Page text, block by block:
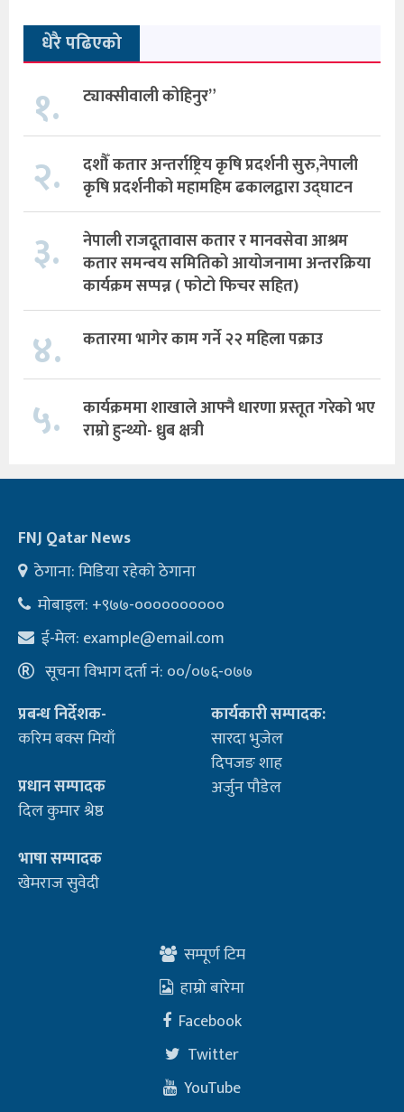
धेरै पढिएको
१. ट्याक्सीवाली कोहिनुर”
२.
दशौँ कतार अन्तर्राष्ट्रिय कृषि प्रदर्शनी सुरु,नेपाली
कृषि प्रदर्शनीको महामहिम ढकालद्वारा उद्घाटन
३.
नेपाली राजदूतावास कतार र मानवसेवा आश्रम
कतार समन्वय समितिको आयोजनामा अन्तरक्रिया
कार्यक्रम सप्पन्न ( फोटो फिचर सहित)
४. कतारमा भागेर काम गर्ने २२ महिला पक्राउ
५.
कार्यक्रममा शाखाले आफ्नै धारणा प्रस्तूत गरेको भए
राम्रो हुन्थ्यो- ध्रुब क्षत्री
FNJ Qatar News
ठेगाना: मिडिया रहेको ठेगाना
मोबाइल: +९७७-००००००००००
ई-मेल: example@email.com
सूचना विभाग दर्ता नं: ००/०७६-०७७
प्रबन्ध निर्देशक-
करिम बक्स मियाँ
प्रधान सम्पादक
दिल कुमार श्रेष्ठ
भाषा सम्पादक
खेमराज सुवेदी
कार्यकारी सम्पादक:
सारदा भुजेल
दिपजङ शाह
अर्जुन पौडेल
सम्पूर्ण टिम
हाम्रो बारेमा
Facebook
Twitter
YouTube